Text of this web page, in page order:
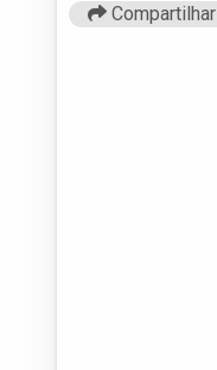
Compartilhar